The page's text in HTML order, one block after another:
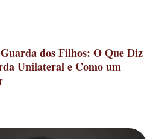
dos Filhos: O Que Diz
Unilateral e Como um